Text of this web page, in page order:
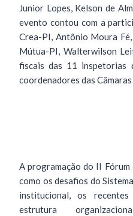
Junior Lopes, Kelson de
evento contou com a
Crea-PI, Antônio Moura
Mútua-PI, Walterwilson
fiscais das 11 inspetorias
coordenadores das
A programação do II
como os desafios do
institucional, os
estrutura